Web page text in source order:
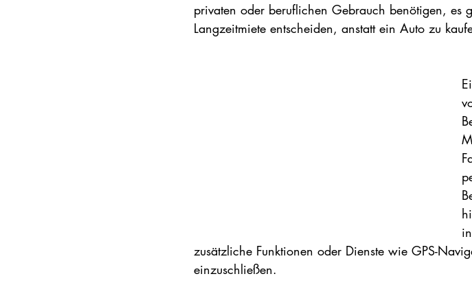
privaten oder beruflichen Gebrauch benötigen, es
Langzeitmiete entscheiden, anstatt ein Auto zu
zusätzliche Funktionen oder Dienste wie GPS-
einzuschließen.